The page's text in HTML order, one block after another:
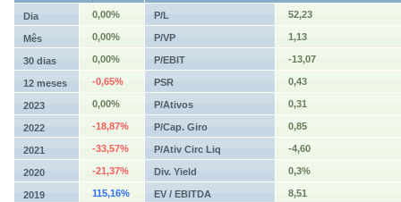
Dia 0,00% P/L 52,23
Mês 0,00% P/VP 1,13
30 dias 0,00% P/EBIT -13,07
12 meses -0,65% PSR 0,43
2023 0,00% P/Ativos 0,31
2022 -18,87% P/Cap. Giro 0,85
2021 -33,57% P/Ativ Circ Liq -4,60
2020 -21,37% Div. Yield 0,3%
2019 115,16% EV / EBITDA 8,51